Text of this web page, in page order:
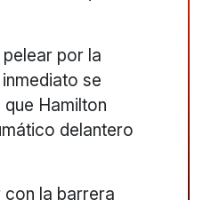
por la
se
Hamilton
delantero
la barrera